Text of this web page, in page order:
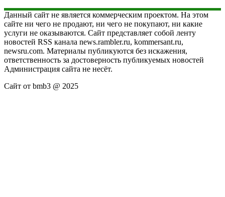
Данный сайт не является коммерческим проектом. На этом
сайте ни чего не продают, ни чего не покупают, ни какие
услуги не оказываются. Сайт представляет собой ленту
новостей RSS канала news.rambler.ru, kommersant.ru,
newsru.com. Материалы публикуются без искажения,
ответственность за достоверность публикуемых новостей
Администрация сайта не несёт.
Сайт от bmb3 @ 2025